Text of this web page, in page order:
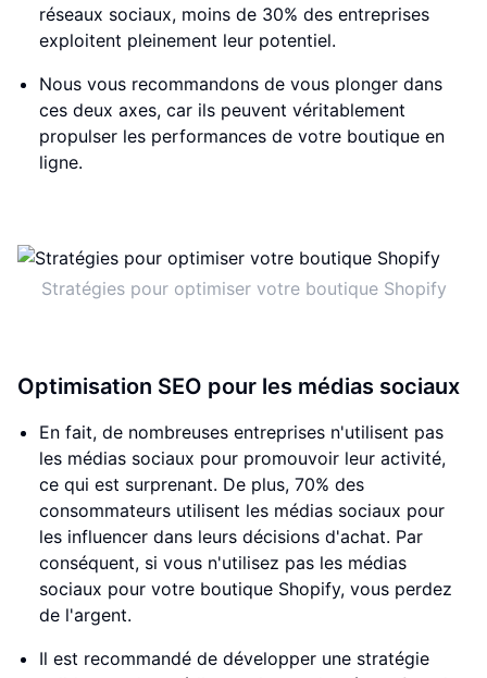
réseaux sociaux, moins de 30% des entreprises
exploitent pleinement leur potentiel.
Nous vous recommandons de vous plonger dans
ces deux axes, car ils peuvent véritablement
propulser les performances de votre boutique en
ligne.
Stratégies pour optimiser votre boutique Shopify
Optimisation SEO pour les médias sociaux
En fait, de nombreuses entreprises n'utilisent pas
les médias sociaux pour promouvoir leur activité,
ce qui est surprenant. De plus, 70% des
consommateurs utilisent les médias sociaux pour
les influencer dans leurs décisions d'achat. Par
conséquent, si vous n'utilisez pas les médias
sociaux pour votre boutique Shopify, vous perdez
de l'argent.
Il est recommandé de développer une stratégie